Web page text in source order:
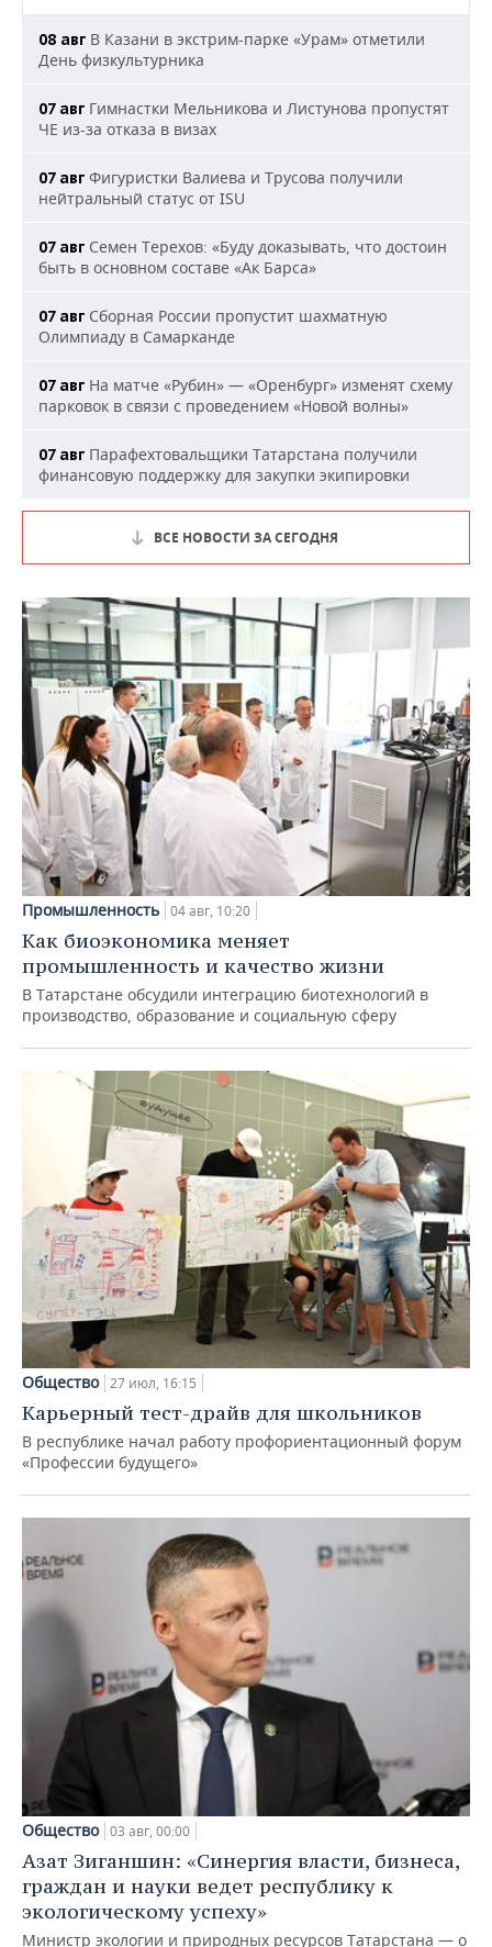
08 авг В Казани в экстрим-парке «Урам» отметили
День физкультурника
07 авг Гимнастки Мельникова и Листунова пропустят
ЧЕ из-за отказа в визах
07 авг Фигуристки Валиева и Трусова получили
нейтральный статус от ISU
07 авг Семен Терехов: «Буду доказывать, что достоин
быть в основном составе «Ак Барса»
07 авг Сборная России пропустит шахматную
Олимпиаду в Самарканде
07 авг На матче «Рубин» — «Оренбург» изменят схему
парковок в связи с проведением «Новой волны»
07 авг Парафехтовальщики Татарстана получили
финансовую поддержку для закупки экипировки
ВСЕ НОВОСТИ ЗА СЕГОДНЯ
Промышленность 04 авг, 10:20
Как биоэкономика меняет
промышленность и качество жизни
В Татарстане обсудили интеграцию биотехнологий в
производство, образование и социальную сферу
Общество 27 июл, 16:15
Карьерный тест-драйв для школьников
В республике начал работу профориентационный форум
«Профессии будущего»
Общество 03 авг, 00:00
Азат Зиганшин: «Синергия власти, бизнеса,
граждан и науки ведет республику к
экологическому успеху»
Министр экологии и природных ресурсов Татарстана — о